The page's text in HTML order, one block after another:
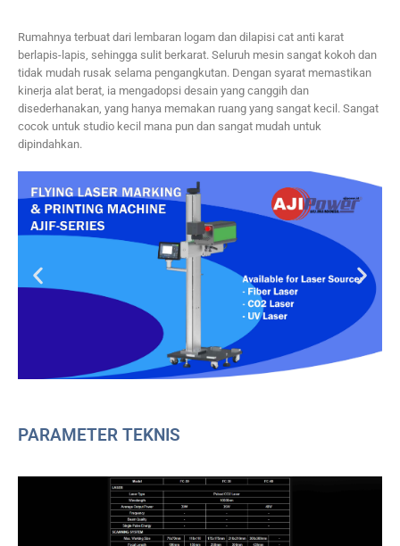
Rumahnya terbuat dari lembaran logam dan dilapisi cat anti karat
berlapis-lapis, sehingga sulit berkarat. Seluruh mesin sangat kokoh dan
tidak mudah rusak selama pengangkutan. Dengan syarat memastikan
kinerja alat berat, ia mengadopsi desain yang canggih dan
disederhanakan, yang hanya memakan ruang yang sangat kecil. Sangat
cocok untuk studio kecil mana pun dan sangat mudah untuk
dipindahkan.
PARAMETER TEKNIS